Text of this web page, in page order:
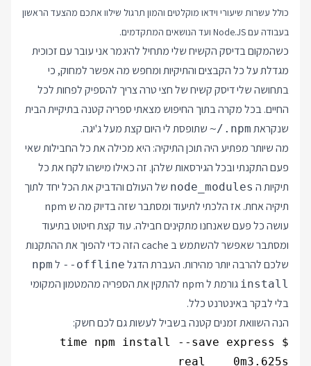
כולל עשרות שיעורי וידאו מוקלטים והמון תרגול שילוו אתכם מהצעד הראשון
בעבודה עם Node.JS ועד הנושאים המתקדמים.
כשהמקום בדיסק הקשיח שלי מתחיל להיגמר אני עובר עם זכוכית
מגדלת על כל הקבצים והתיקיות ומחפש מה אפשר למחוק, כי
בתחושה שלי דיסק קשיח של חצי טרה צריך להספיק לפחות לכל
החיים. בכל מקרה בתוך החיפוש מצאתי ספריה קטנה בתיקיית הבית
שנקראת ~/.npm שתופסת לי היום קצת מעל ג'יגה.
מה שיותר מפתיע היה תוכן התיקיה: היא מכילה את כל החבילות שאי
פעם התקנתי ובכל הגירסאות שלהן. זה כאילו מישהו לקח את כל
תיקיות ה node_modules של העולם והדביק את הכל יחד לתוך
תיקיה אחת. אז הלכתילתיעוד
ומסתבר שזה בדיוק מה ש npm
עושה כל פעם שאנחנו מתקינים חבילה. עוד קצת חיטוט בתיעוד
ומסתבר שאפשר להשתמש ב cache הזה כדי להפוך את ההתקנות
שלכם להרבה יותר מהירות. העברת הדגל --offline ל npm
install
גורמת ל npm להתקין את הספריה מהמטמון המקומי
בלי לבקר באינטרנט כלל.
הנה השוואת זמנים קטנה בשביל לעשות גם לכם חשק: